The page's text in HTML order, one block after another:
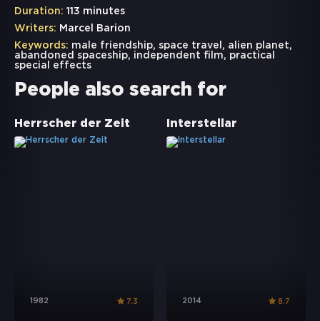
Duration: 113 minutes
Writers: Marcel Barion
Keywords: male friendship, space travel , alien planet,
abandoned spaceship, independent film, practical
special effects
People also search for
Herrscher der Zeit
1982 7.3
Interstellar
2014 8.7